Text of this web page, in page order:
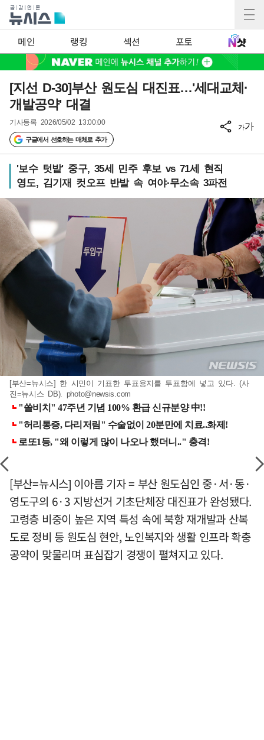
메인 랭킹 섹션 포토
[지선 D-30]부산 원도심 대진표…'세대교체·
개발공약' 대결
기사등록 2026/05/02 13:00:00
구글에서 선호하는 매체로 추가
가가
'보수 텃밭' 중구, 35세 민주 후보 vs 71세 현직
영도, 김기재 컷오프 반발 속 여야·무소속 3파전
[부산=뉴시스] 한 시민이 기표한 투표용지를 투표함에 넣고 있다. (사
진=뉴시스 DB). photo@newsis.com
[부산=뉴시스] 이아름 기자 = 부산 원도심인 중·서·동·
영도구의 6·3 지방선거 기초단체장 대진표가 완성됐다.
고령층 비중이 높은 지역 특성 속에 북항 재개발과 산복
도로 정비 등 원도심 현안, 노인복지와 생활 인프라 확충
공약이 맞물리며 표심잡기 경쟁이 펼쳐지고 있다.